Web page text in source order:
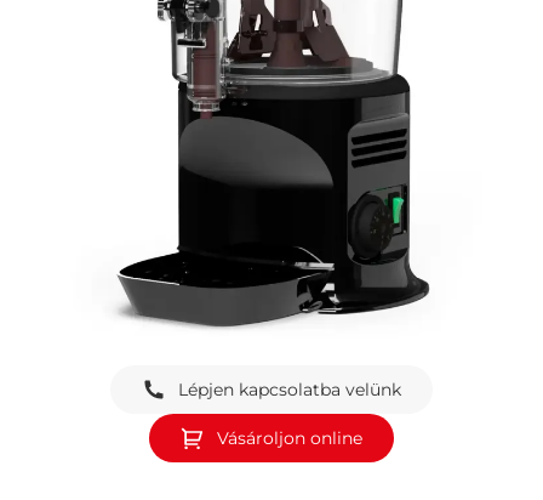
Lépjen kapcsolatba velünk
Vásároljon online